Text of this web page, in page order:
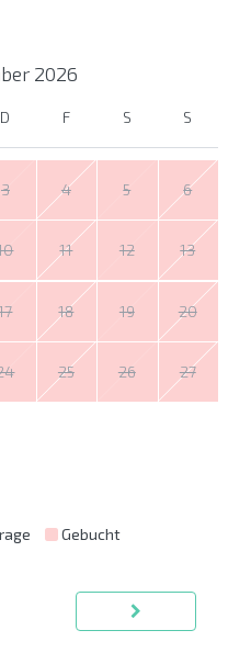
2026
D F S S
3 4 5 6
11 12 13
18 19 20
25 26 27
Gebucht